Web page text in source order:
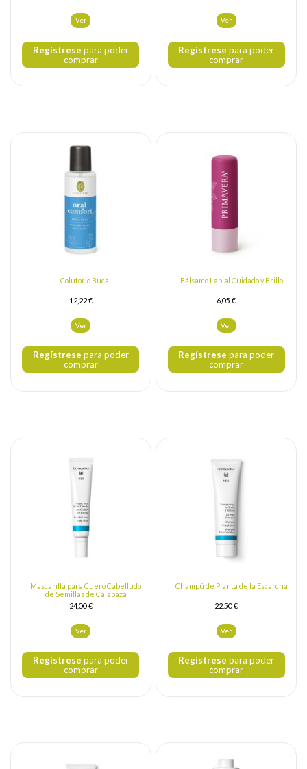
Ver
Regístrese para poder
comprar
Ver
Regístrese para poder
comprar
Colutorio Bucal
12,22 €
Ver
Regístrese para poder
comprar
Bálsamo Labial Cuidado y Brillo
6,05 €
Ver
Regístrese para poder
comprar
Mascarilla para Cuero Cabelludo
de Semillas de Calabaza
24,00 €
Ver
Regístrese para poder
comprar
Champú de Planta de la Escarcha
22,50 €
Ver
Regístrese para poder
comprar